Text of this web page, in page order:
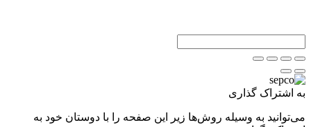
به اشتراک گذاری
می‌توانید به وسیله روش‌ها زیر این صفحه را با دوستان خود به